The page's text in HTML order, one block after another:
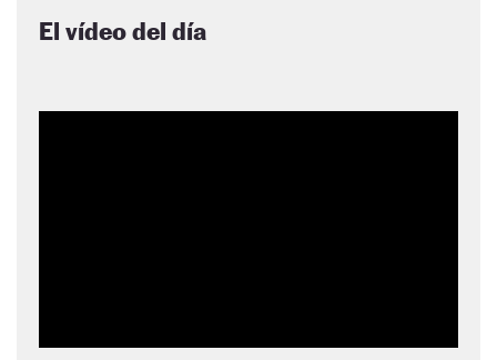
El vídeo del día